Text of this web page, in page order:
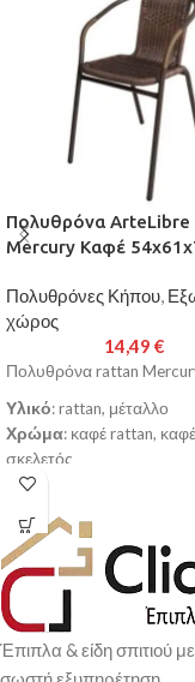
Πολυθρόνα ArteLibre
Mercury Καφέ
Πολυθρόνες Κήπου,
χώρος
14,49 €
Πολυθρόνα rattan
Υλικό: rattan, μέταλλο
Χρώμα: καφέ rattan, καφέ
σκελετός
Διαστάσεις
Κατασκευασμένη από
ποιότητας στιβαρό
σκελετό για μεγαλύτερη
ανθεκτικότητα και
χρόνο
Με κάθισμα από
Έπιπλα & είδη σπιτιού